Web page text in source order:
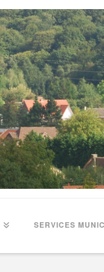
SERVICES